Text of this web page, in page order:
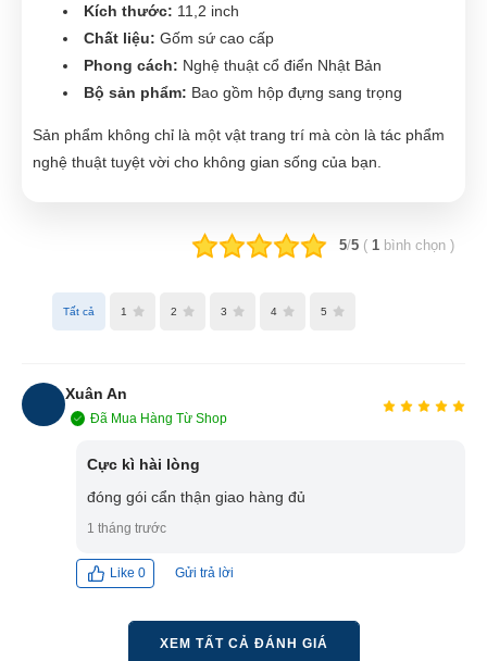
Kích thước: 11,2 inch
Chất liệu: Gốm sứ cao cấp
Phong cách: Nghệ thuật cổ điển Nhật Bản
Bộ sản phẩm: Bao gồm hộp đựng sang trọng
Sản phẩm không chỉ là một vật trang trí mà còn là tác phẩm
nghệ thuật tuyệt vời cho không gian sống của bạn.
5/5 ( 1 bình chọn)
Tất cả 1 2 3 4 5
Xuân An
Đã Mua Hàng Từ Shop
Cực kì hài lòng
đóng gói cẩn thận giao hàng đủ
1 tháng trước
Like 0 Gửi trả lời
XEM TẤT CẢ ĐÁNH GIÁ